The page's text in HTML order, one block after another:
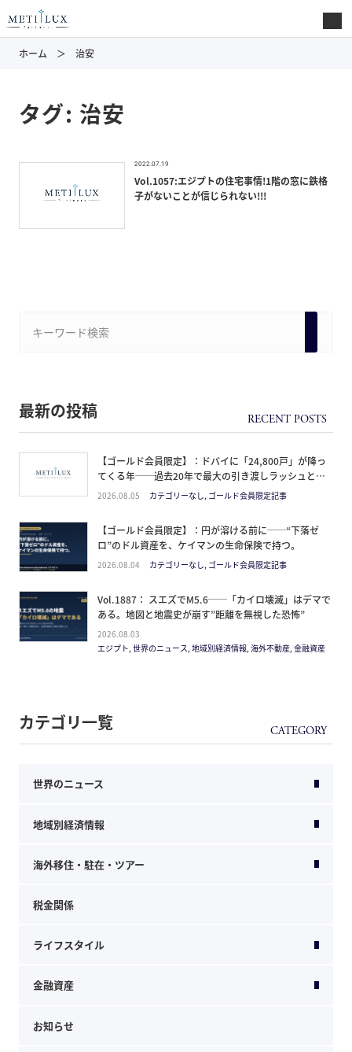
ホーム 治安
タグ: 治安
2022.07.19
Vol.1057:エジプトの住宅事情!1階の窓に鉄格
子がないことが信じられない!!!
最新の投稿
【ゴールド会員限定】：ドバイに「24,800戸」が降っ
てくる年──過去20年で最大の引き渡しラッシュと、
ミサイルが崩した“安全神話”。2027年の供給ピーク
2026.08.05 カテゴリーなし, ゴールド会員限定記事
【ゴールド会員限定】：円が溶ける前に──“下落ゼ
ロ”のドル資産を、ケイマンの生命保険で持つ。
2026.08.04 カテゴリーなし, ゴールド会員限定記事
Vol.1887： スエズでM5.6──「カイロ壊滅」はデマで
ある。地図と地震史が崩す”距離を無視した恐怖”
2026.08.03
エジプト, 世界のニュース, 地域別経済情報, 海外不動産, 金融資産
カテゴリ一覧
世界のニュース
地域別経済情報
海外移住・駐在・ツアー
税金関係
ライフスタイル
金融資産
お知らせ